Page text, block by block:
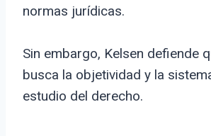
normas jurídicas.
Sin embargo, Kelsen defiende
busca la objetividad y la
estudio del derecho.